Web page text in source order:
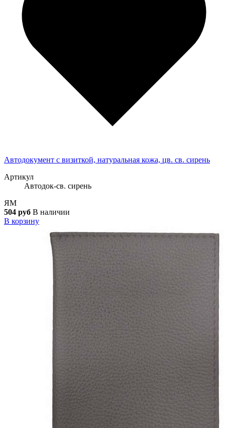
Автодокумент с визиткой, натуральная кожа, цв. св. сирень
Артикул
Автодок-св. сирень
ЯМ
504 руб В наличии
В корзину